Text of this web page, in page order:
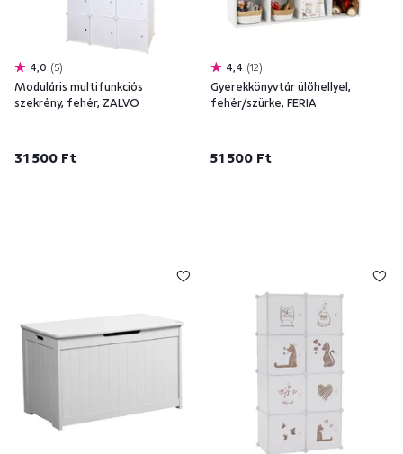
4,0 5
Moduláris multifunkciós
szekrény, fehér, ZALVO
31 500 Ft
4,4 12
Gyerekkönyvtár ülőhellyel,
fehér/szürke, FERIA
51 500 Ft